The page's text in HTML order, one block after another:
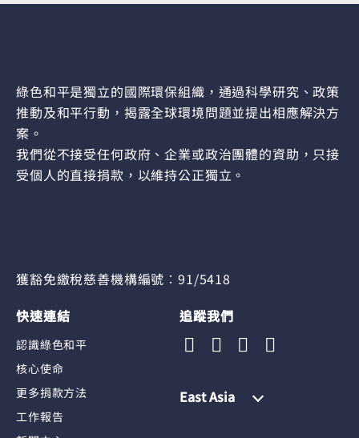
綠色和平是獨立的國際環保組織，通過科學研究、政策
推動及和平行動，揭露全球環境問題並提出相應解決方
案。
我們從不接受任何政府、企業或政治團體的資助，只接
受個人的直接捐款，以維持公正獨立。
獲豁免繳稅慈善機構編號︰91/5418
快速連結
認識綠色和平
核心使命
更多捐款方法
工作報告
追蹤我們
East Asia